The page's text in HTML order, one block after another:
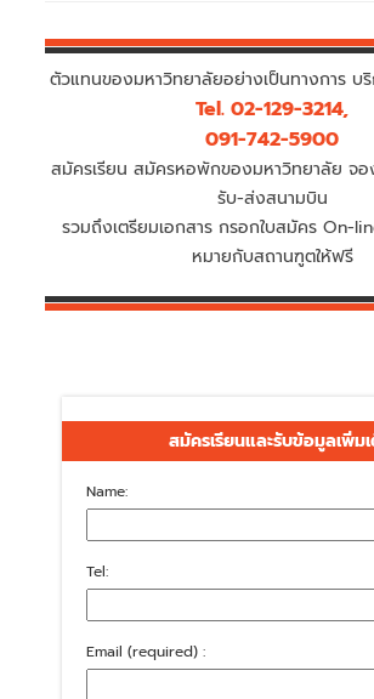
ตัวแทนของมหาวิทยาลัยอย่างเป็นทางการ บ
Tel. 02-129-3214,
091-742-5900
สมัครเรียน สมัครหอพักของมหาวิทยาลัย จอ
รับ-ส่งสนามบิน
รวมถึงเตรียมเอกสาร กรอกใบสมัคร On-
หมายกับสถานฑูตให้ฟรี
สมัครเรียนและรับข้อมูลเพิ่ม
Name:
Tel:
Email (required) :